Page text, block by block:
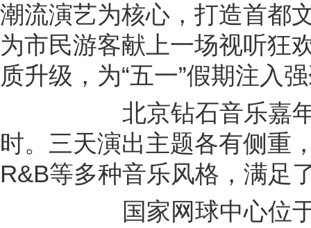
潮流演艺为核心，打造首都
为市民游客献上一场视听狂
质升级，为“五一”假期注入
北京钻石音乐嘉年华
时。三天演出主题各有侧重
R&B等多种音乐风格，满足
国家网球中心位于北